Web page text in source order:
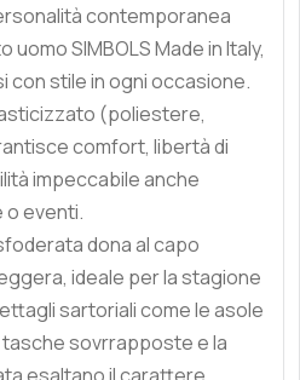
contemporanea
SIMBOLS Made in Italy,
stile in ogni occasione.
(poliestere,
comfort, libertà di
impeccabile anche
o eventi.
dona al capo
ideale per la stagione
sartoriali come le asole
sovrrapposte e la